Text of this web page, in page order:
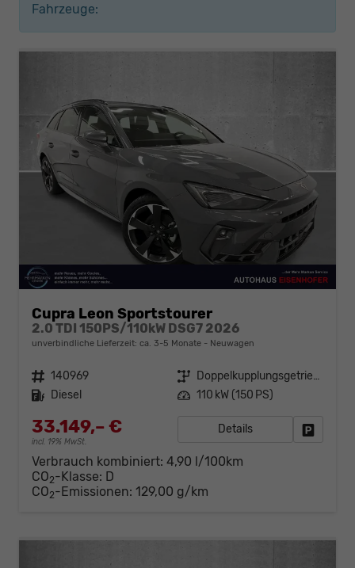
Fahrzeuge:
Cupra Leon Sportstourer
2.0 TDI 150PS/110kW DSG7 2026
unverbindliche Lieferzeit: ca. 3-5 Monate Neuwagen
Fahrzeugnr. 140969 Getriebe
Doppelkupplungsgetriebe (DSG)
Kraftstoff Diesel Leistung 110 kW (150 PS)
33.149,– €
incl. 19% MwSt.
Details
Verbrauch kombiniert: 4,90 l/100km
CO2-Klasse: D
CO2-Emissionen: 129,00 g/km